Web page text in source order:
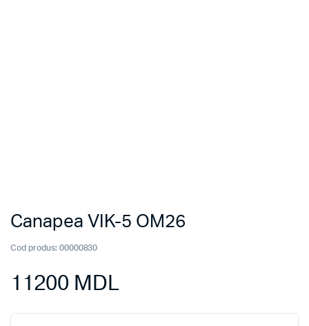
Canapea VIK-5 OM26
Cod produs: 00000830
11200 MDL